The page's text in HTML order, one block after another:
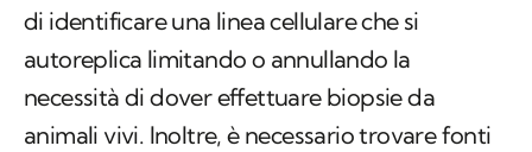
di identificare una linea cellulare che si
autoreplica limitando o annullando la
necessità di dover effettuare biopsie da
animali vivi. Inoltre, è necessario trovare fonti